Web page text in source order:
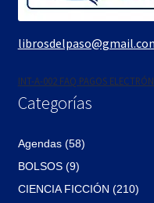
INT-A-002 FAQ PAGOS
Categorías
Agendas (58)
BOLSOS (9)
CIENCIA FICCIÓN (210)